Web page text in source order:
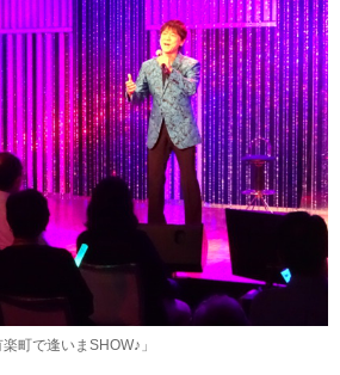
町で逢いまSHOW♪」